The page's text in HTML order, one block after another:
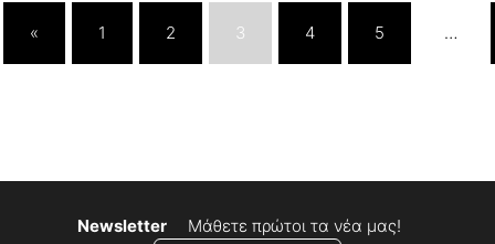
« 1 2 3 4 5 …
Newsletter
Μάθετε πρώτοι τα νέα μας!